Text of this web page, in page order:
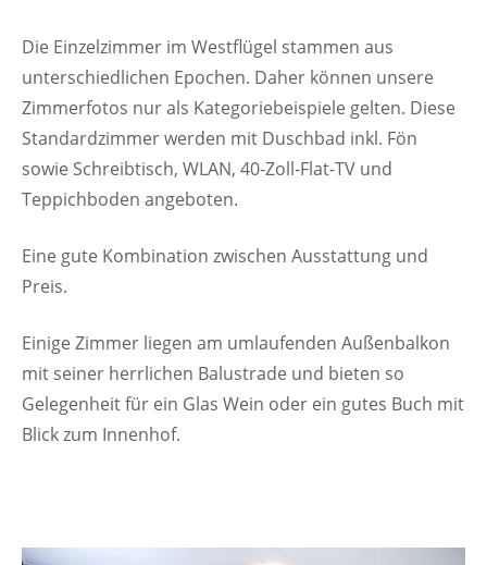
Die Einzelzimmer im Westflügel stammen aus
unterschiedlichen Epochen. Daher können unsere
Zimmerfotos nur als Kategoriebeispiele gelten. Diese
Standardzimmer werden mit Duschbad inkl. Fön
sowie Schreibtisch, WLAN, 40-Zoll-Flat-TV und
Teppichboden angeboten.
Eine gute Kombination zwischen Ausstattung und
Preis.
Einige Zimmer liegen am umlaufenden Außenbalkon
mit seiner herrlichen Balustrade und bieten so
Gelegenheit für ein Glas Wein oder ein gutes Buch mit
Blick zum Innenhof.